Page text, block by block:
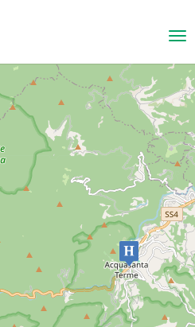
Terme
Hotel Il Passo